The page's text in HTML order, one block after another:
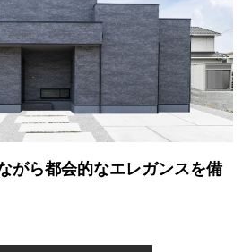
がら都会的なエレガンスを備